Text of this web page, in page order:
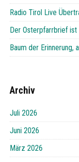
Radio Tirol Live
Der Osterpfarrbrief ist
Baum der Erinnerung,
Archiv
Juli 2026
Juni 2026
März 2026